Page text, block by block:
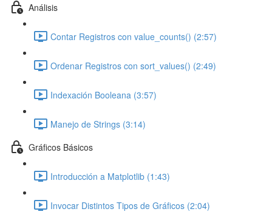
Análisis
Contar Registros con value_counts() (2:57)
Ordenar Registros con sort_values() (2:49)
Indexación Booleana (3:57)
Manejo de Strings (3:14)
Gráficos Básicos
Introducción a Matplotlib (1:43)
Invocar Distintos Tipos de Gráficos (2:04)